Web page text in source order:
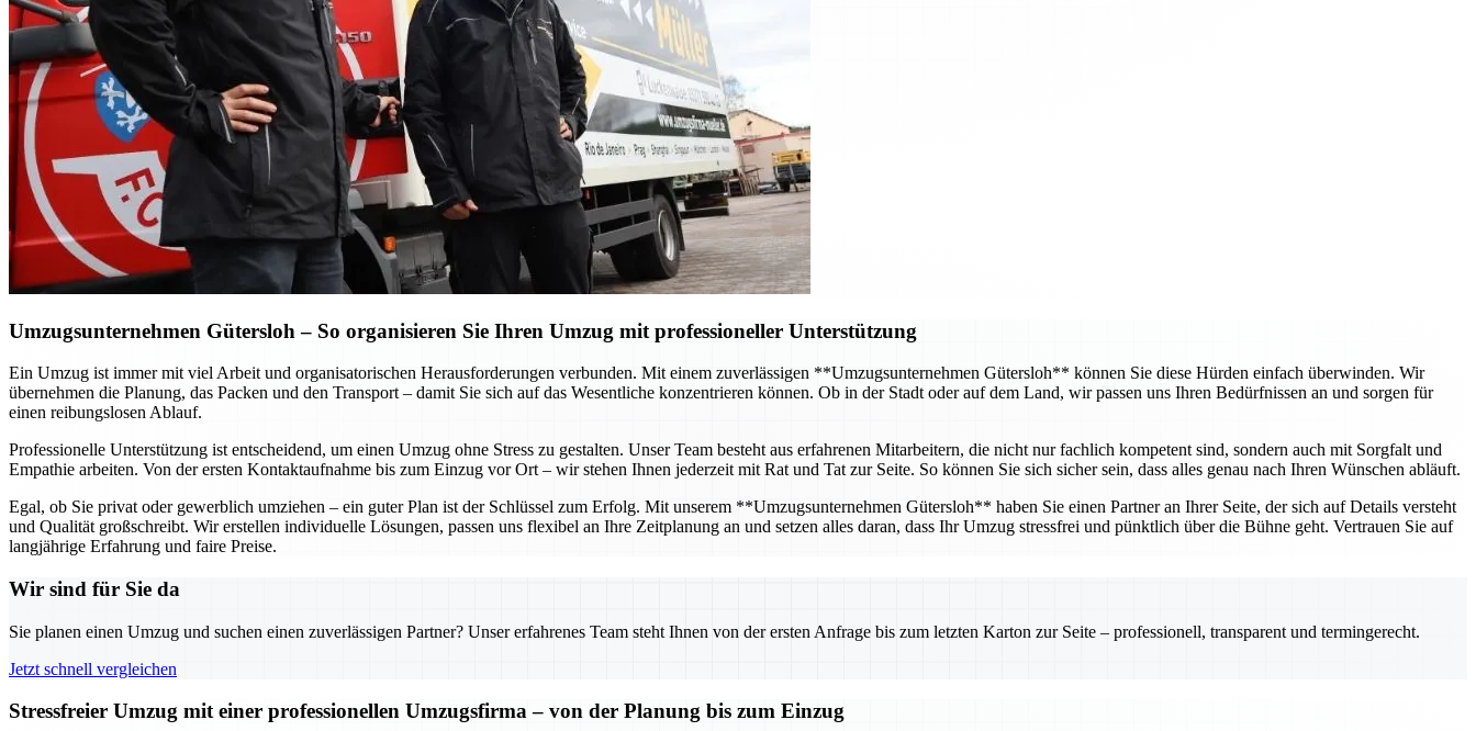
Umzugsunternehmen Gütersloh – So organisieren Sie Ihren Umzug mit professioneller Unterstützung
Ein Umzug ist immer mit viel Arbeit und organisatorischen Herausforderungen verbunden. Mit einem zuverlässigen **Umzugsunternehmen Gütersloh** können Sie diese Hürden einfach überwinden. Wir
übernehmen die Planung, das Packen und den Transport – damit Sie sich auf das Wesentliche konzentrieren können. Ob in der Stadt oder auf dem Land, wir passen uns Ihren Bedürfnissen an und sorgen für
einen reibungslosen Ablauf.
Professionelle Unterstützung ist entscheidend, um einen Umzug ohne Stress zu gestalten. Unser Team besteht aus erfahrenen Mitarbeitern, die nicht nur fachlich kompetent sind, sondern auch mit Sorgfalt und
Empathie arbeiten. Von der ersten Kontaktaufnahme bis zum Einzug vor Ort – wir stehen Ihnen jederzeit mit Rat und Tat zur Seite. So können Sie sich sicher sein, dass alles genau nach Ihren Wünschen abläuft.
Egal, ob Sie privat oder gewerblich umziehen – ein guter Plan ist der Schlüssel zum Erfolg. Mit unserem **Umzugsunternehmen Gütersloh** haben Sie einen Partner an Ihrer Seite, der sich auf Details versteht
und Qualität großschreibt. Wir erstellen individuelle Lösungen, passen uns flexibel an Ihre Zeitplanung an und setzen alles daran, dass Ihr Umzug stressfrei und pünktlich über die Bühne geht. Vertrauen Sie auf
langjährige Erfahrung und faire Preise.
Wir sind für Sie da
Sie planen einen Umzug und suchen einen zuverlässigen Partner? Unser erfahrenes Team steht Ihnen von der ersten Anfrage bis zum letzten Karton zur Seite – professionell, transparent und termingerecht.
Jetzt schnell vergleichen
Stressfreier Umzug mit einer professionellen Umzugsfirma – von der Planung bis zum Einzug